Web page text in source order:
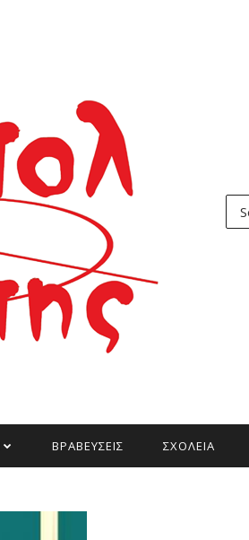
ΒΡΑΒΕΥΣΕΙΣ ΣΧΟΛΕΙΑ